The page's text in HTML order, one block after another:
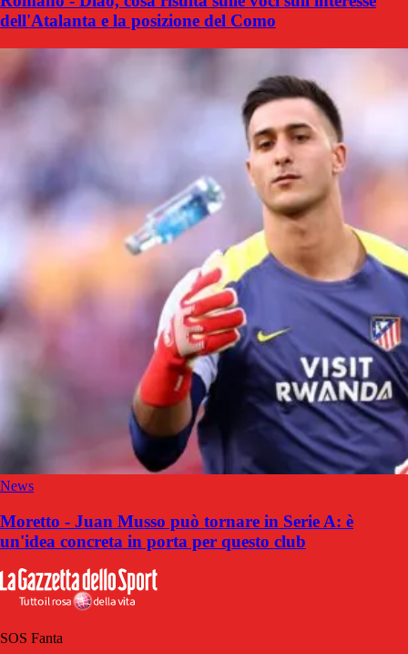
dell'Atalanta e la posizione del Como
News
Moretto - Juan Musso può tornare in Serie A: è
un'idea concreta in porta per questo club
SOS Fanta